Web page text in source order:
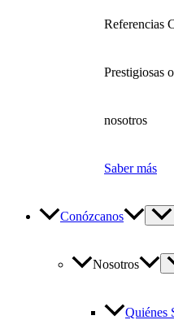
Referencias
Prestigiosas
nosotros
Saber más
Conózcanos
Nosotros
Quiénes